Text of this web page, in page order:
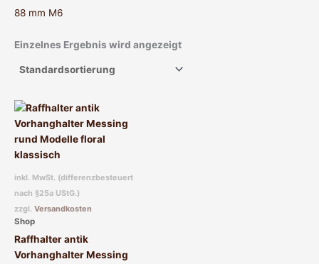
88 mm M6
Einzelnes Ergebnis wird angezeigt
inkl. MwSt. (differenzbesteuert
nach §25a UStG.)
zzgl. Versandkosten
Shop
Raffhalter antik
Vorhanghalter Messing
Dieses
Produkt
weist
mehrere
Optionen